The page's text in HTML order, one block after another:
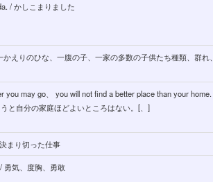
/ かしこまりました
かえりのひな、一腹の子、一家の多数の子供たち種類、群れ
you may go、 you will not find a better place than your
と自分の家庭ほどよいところはない。[、]
まり切った仕事
勇気、度胸、勇敢